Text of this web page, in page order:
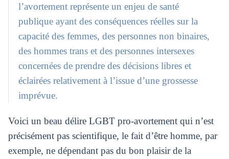
l’avortement représente un enjeu de santé
publique ayant des conséquences réelles sur la
capacité des femmes, des personnes non binaires,
des hommes trans et des personnes intersexes
concernées de prendre des décisions libres et
éclairées relativement à l’issue d’une grossesse
imprévue.
Voici un beau délire LGBT pro-avortement qui n’est
précisément pas scientifique, le fait d’être homme, par
exemple, ne dépendant pas du bon plaisir de la